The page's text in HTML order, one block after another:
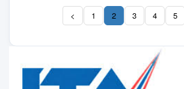
< 1 2 (current)
3 4 5